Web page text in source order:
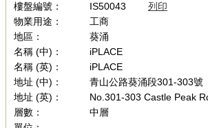
樓盤編號： IS50043 列印
物業用途：
工商
地區：
葵涌
名稱 (中)：
iPLACE
名稱 (英)：
iPLACE
地址 (中)：
青山公路葵涌段301-303號
地址 (英)：
No.301-303 Castle Peak
層數：
中層